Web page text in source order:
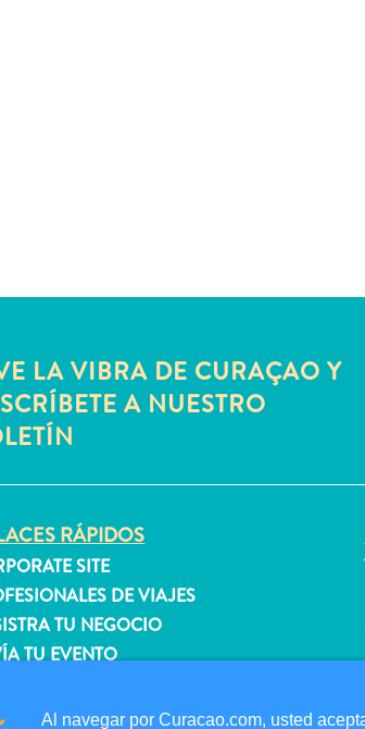
LA VIBRA DE CURAÇAO Y
A NUESTRO
RÁPIDOS
SITE
DE VIAJES
TU NEGOCIO
TU EVENTO
Al navegar por Curacao.com, usted